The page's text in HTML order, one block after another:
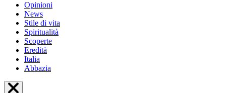
Opinioni
News
Stile di vita
Spiritualità
Scoperte
Eredità
Italia
Abbazia